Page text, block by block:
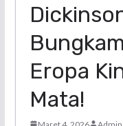
Eropa
Mata!